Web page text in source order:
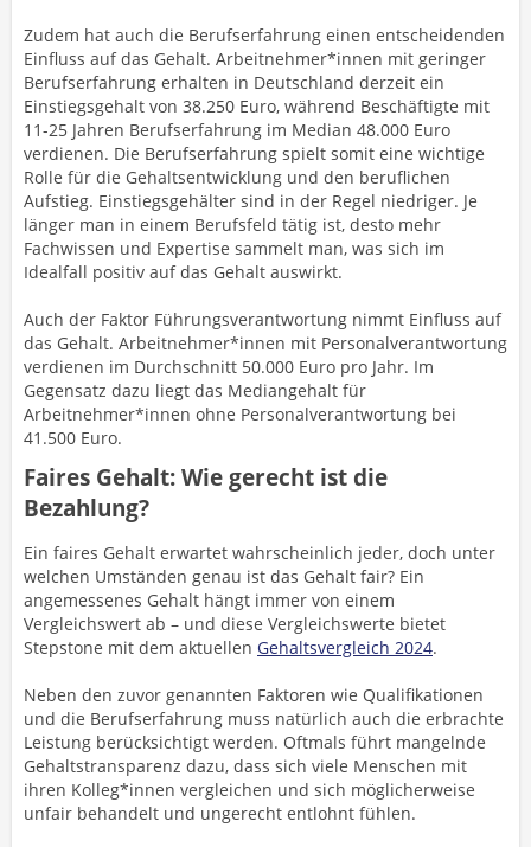
Zudem hat auch die Berufserfahrung einen entscheidenden
Einfluss auf das Gehalt. Arbeitnehmer*innen mit geringer
Berufserfahrung erhalten in Deutschland derzeit ein
Einstiegsgehalt von 38.250 Euro, während Beschäftigte mit
11-25 Jahren Berufserfahrung im Median 48.000 Euro
verdienen. Die Berufserfahrung spielt somit eine wichtige
Rolle für die Gehaltsentwicklung und den beruflichen
Aufstieg. Einstiegsgehälter sind in der Regel niedriger. Je
länger man in einem Berufsfeld tätig ist, desto mehr
Fachwissen und Expertise sammelt man, was sich im
Idealfall positiv auf das Gehalt auswirkt.
Auch der Faktor Führungsverantwortung nimmt Einfluss auf
das Gehalt. Arbeitnehmer*innen mit Personalverantwortung
verdienen im Durchschnitt 50.000 Euro pro Jahr. Im
Gegensatz dazu liegt das Mediangehalt für
Arbeitnehmer*innen ohne Personalverantwortung bei
41.500 Euro.
Faires Gehalt: Wie gerecht ist die
Bezahlung?
Ein faires Gehalt erwartet wahrscheinlich jeder, doch unter
welchen Umständen genau ist das Gehalt fair? Ein
angemessenes Gehalt hängt immer von einem
Vergleichswert ab – und diese Vergleichswerte bietet
Stepstone mit dem aktuellen Gehaltsvergleich 2024.
Neben den zuvor genannten Faktoren wie Qualifikationen
und die Berufserfahrung muss natürlich auch die erbrachte
Leistung berücksichtigt werden. Oftmals führt mangelnde
Gehaltstransparenz dazu, dass sich viele Menschen mit
ihren Kolleg*innen vergleichen und sich möglicherweise
unfair behandelt und ungerecht entlohnt fühlen.